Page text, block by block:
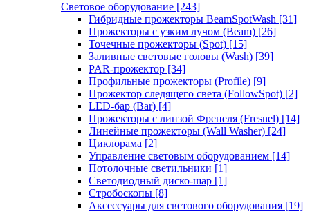
Световое оборудование [243]
Гибридные прожекторы BeamSpotWash [31]
Прожекторы с узким лучом (Beam) [26]
Точечные прожекторы (Spot) [15]
Заливные световые головы (Wash) [39]
PAR-прожектор [34]
Профильные прожекторы (Profile) [9]
Прожектор следящего света (FollowSpot) [2]
LED-бар (Bar) [4]
Прожекторы с линзой Френеля (Fresnel) [14]
Линейные прожекторы (Wall Washer) [24]
Циклорама [2]
Управление световым оборудованием [14]
Потолочные светильники [1]
Светодиодный диско-шар [1]
Стробоскопы [8]
Аксессуары для светового оборудования [19]